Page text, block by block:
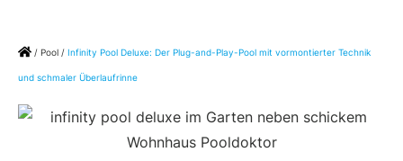
Home
/ Pool / Infinity Pool Deluxe: Der Plug-and-Play-Pool mit vormontierter Technik
und schmaler Überlaufrinne